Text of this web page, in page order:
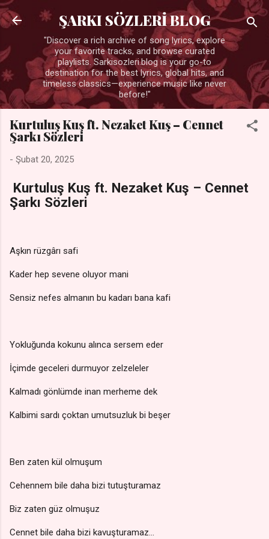
Ana içeriğe atla
ŞARKI SÖZLERİ BLOG
"Discover a rich archive of song lyrics, explore
your favorite tracks, and browse curated
playlists. Sarkisozleri.blog is your go-to
destination for the best lyrics, global hits, and
timeless classics—experience music like never
before!"
Kurtuluş Kuş ft. Nezaket Kuş – Cennet
Şarkı Sözleri
- Şubat 20, 2025
Kurtuluş Kuş ft. Nezaket Kuş – Cennet
Şarkı Sözleri
Aşkın rüzgârı safi
Kader hep sevene oluyor mani
Sensiz nefes almanın bu kadarı bana kafi
Yokluğunda kokunu alınca sersem eder
İçimde geceleri durmuyor zelzeleler
Kalmadı gönlümde inan merheme dek
Kalbimi sardı çoktan umutsuzluk bi beşer
Ben zaten kül olmuşum
Cehennem bile daha bizi tutuşturamaz
Biz zaten güz olmuşuz
Cennet bile daha bizi kavuşturamaz...